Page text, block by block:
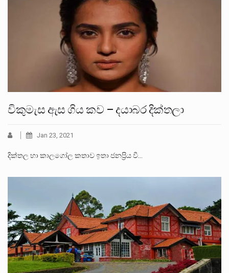
විකුමැස ඇස ගිය කව – දයාබර දික්තලා
Jan 23, 2021
දික්තල හා කාලගෝල කතාව ඉතා ජනප්‍රිය වී…